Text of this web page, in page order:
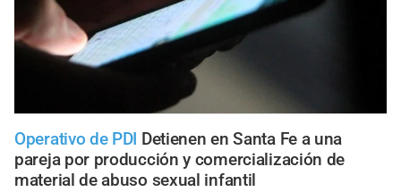
Operativo de PDI Detienen en Santa Fe a una
pareja por producción y comercialización de
material de abuso sexual infantil